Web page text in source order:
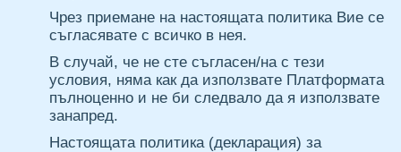
Чрез приемане на настоящата политика Вие се
съгласявате с всичко в нея.
В случай, че не сте съгласен/на с тези
условия, няма как да използвате Платформата
пълноценно и не би следвало да я използвате
занапред.
Настоящата политика (декларация) за